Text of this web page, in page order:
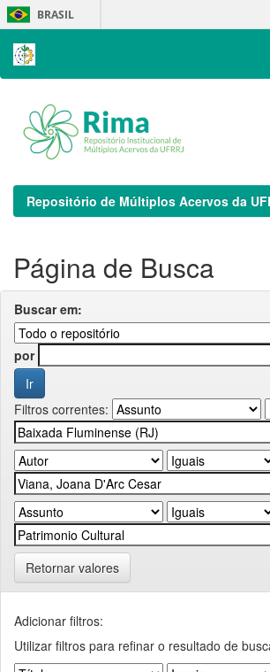
Skip
navigation
BRASIL
Repositório de Múltiplos Acervos da
Página de Busca
Buscar em:
por
Filtros correntes:
Retornar valores
Adicionar filtros:
Utilizar filtros para refinar o resultado de